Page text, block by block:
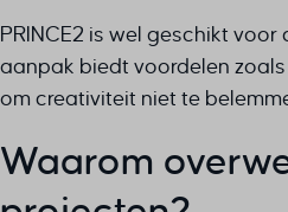
PRINCE2 is wel geschikt
aanpak biedt voordelen
om creativiteit niet te
Waarom